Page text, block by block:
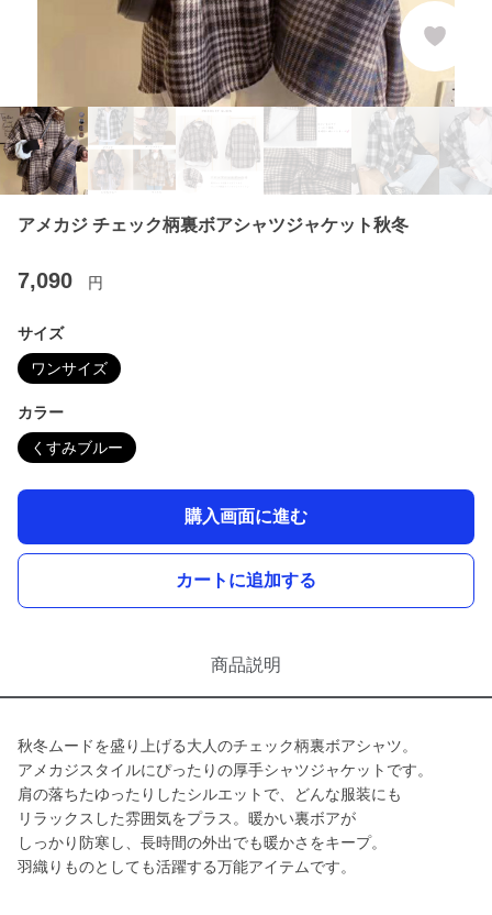
アメカジ チェック柄裏ボアシャツジャケット秋冬
7,090 円
サイズ
ワンサイズ
カラー
くすみブルー
購入画面に進む
カートに追加する
商品説明
秋冬ムードを盛り上げる大人のチェック柄裏ボアシャツ。
アメカジスタイルにぴったりの厚手シャツジャケットです。
肩の落ちたゆったりしたシルエットで、どんな服装にも
リラックスした雰囲気をプラス。暖かい裏ボアが
しっかり防寒し、長時間の外出でも暖かさをキープ。
羽織りものとしても活躍する万能アイテムです。